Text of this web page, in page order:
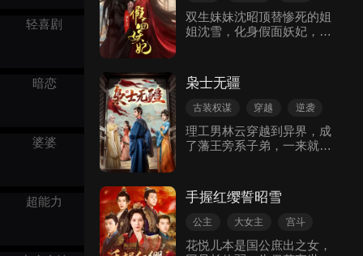
轻喜剧
暗恋
婆婆
超能力
焦虑身份暴露。贤王及其女
苏欢多次陷害，苏欢下火蚕
手应对危机，感情渐深。边
疆告急，贤王通敌，苏瑾主
动出征，与萧恒里应外合斩
萧恒以先皇遗诏力挺苏瑾，
最终苏瑾以女帝登基，在位
宫斗
古装权谋
双生妹妹沈昭顶替惨死的姐
姐沈雪，化身假面妖妃，联
的滔天罪行，最终手刃仇
敌，并与多疑皇帝暗生情
愫，揭开双生姐妹身世之
妃。
枭士无疆
古装权谋 穿越
逆袭
角色成长
古代言情
理工男林云穿越到异界，成
了藩王旁系子弟，一来就要
身、山贼横行、百废待兴的
天崩开局，他以现代工业知
识重塑农耕文明秩序，火
雨.....
手握红缨誓昭雪
公主 大女主
宫斗
重生
复仇
古装权谋
花悦儿本是国公庶出之女，